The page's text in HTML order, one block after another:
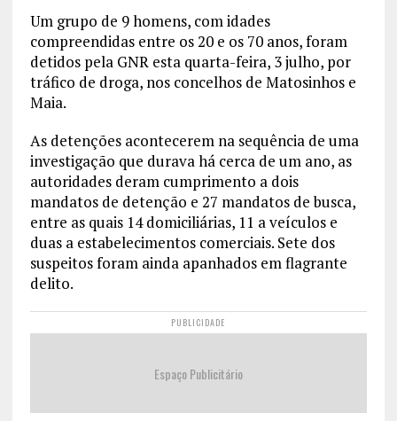
Um grupo de 9 homens, com idades
compreendidas entre os 20 e os 70 anos, foram
detidos pela GNR esta quarta-feira, 3 julho, por
tráfico de droga, nos concelhos de Matosinhos e
Maia.
As detenções acontecerem na sequência de uma
investigação que durava há cerca de um ano, as
autoridades deram cumprimento a dois
mandatos de detenção e 27 mandatos de busca,
entre as quais 14 domiciliárias, 11 a veículos e
duas a estabelecimentos comerciais. Sete dos
suspeitos foram ainda apanhados em flagrante
delito.
PUBLICIDADE
Espaço Publicitário